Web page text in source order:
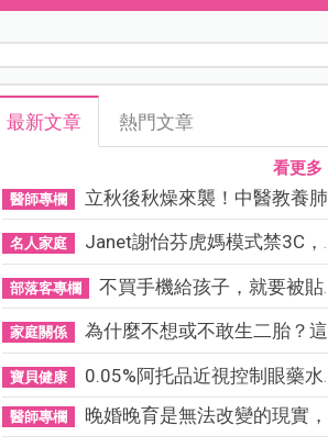
最新文章 熱門文章
看更多
醫師專欄 立秋後秋燥來襲！中醫教養肺
名人家庭 Janet謝怡芬虎媽模式禁3C，看...
部落客專欄 不買手機給孩子，就要被貼「...
家庭關係 為什麼不想或不敢生二胎？這8...
寶貝健康 0.05%阿托品近視控制眼藥水納...
醫師專欄 晚婚晚育是無法改變的現實，